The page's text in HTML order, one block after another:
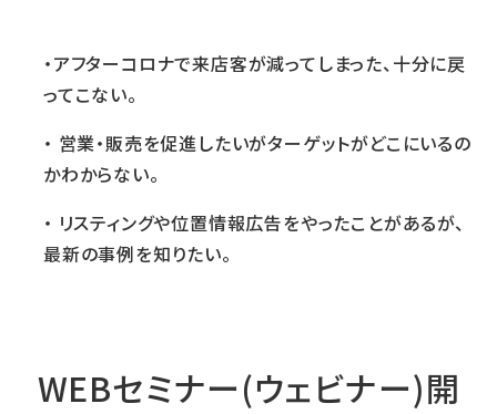
・アフターコロナで来店客が減ってしまった、十分に戻
ってこない。
・ 営業・販売を促進したいがターゲットがどこにいるの
かわからない。
・ リスティングや位置情報広告をやったことがあるが、
最新の事例を知りたい。
WEBセミナー(ウェビナー)開